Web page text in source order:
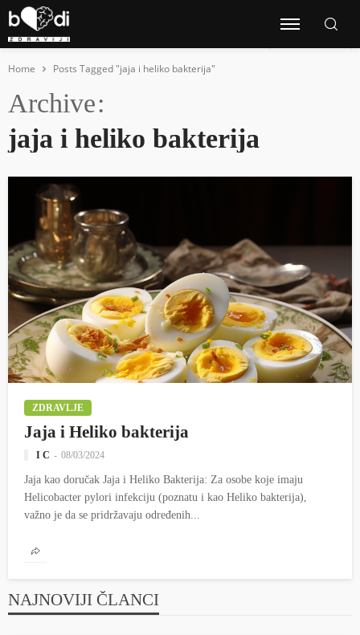
Home Posts Tagged "jaja i heliko bakterija"
Archive
jaja i heliko bakterija
ZDRAVLJE
Jaja i Heliko bakterija
I C 08/03/2024
Jaja kao doručak Jaja i Heliko Bakterija: Za osobe koje imaju
Helicobacter pylori infekciju (poznatu i kao Heliko bakterija),
važno je da se pridržavaju određenih...
NAJNOVIJI ČLANCI